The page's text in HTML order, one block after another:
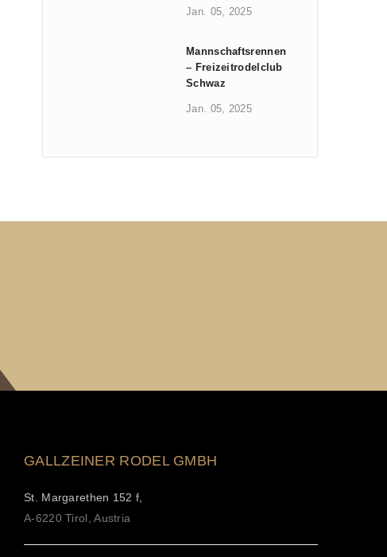
Jan. 05, 2025
Mannschaftsrennen
– Freizeitrodelclub
Schwaz
Jan. 05, 2025
GALLZEINER RODEL GMBH
St. Margarethen 152 f,
A-6220 Tirol, Austria